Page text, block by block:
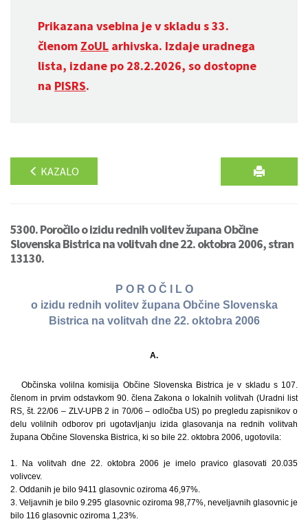
Prikazana vsebina je v skladu s 33.
členom ZoUL arhivska. Izdaje uradnega
lista, izdane po 28.2.2026, so dostopne
na PISRS.
KAZALO
5300. Poročilo o izidu rednih volitev župana Občine
Slovenska Bistrica na volitvah dne 22. oktobra 2006, stran
13130.
P O R O Č I L O
o izidu rednih volitev župana Občine Slovenska
Bistrica na volitvah dne 22. oktobra 2006
A.
Občinska volilna komisija Občine Slovenska Bistrica je v skladu s 107.
členom in prvim odstavkom 90. člena Zakona o lokalnih volitvah (Uradni list
RS, št. 22/06 – ZLV-UPB 2 in 70/06 – odločba US) po pregledu zapisnikov o
delu volilnih odborov pri ugotavljanju izida glasovanja na rednih volitvah
župana Občine Slovenska Bistrica, ki so bile 22. oktobra 2006, ugotovila:
1. Na volitvah dne 22. oktobra 2006 je imelo pravico glasovati 20.035
volivcev.
2. Oddanih je bilo 9411 glasovnic oziroma 46,97%.
3. Veljavnih je bilo 9.295 glasovnic oziroma 98,77%, neveljavnih glasovnic je
bilo 116 glasovnic oziroma 1,23%.